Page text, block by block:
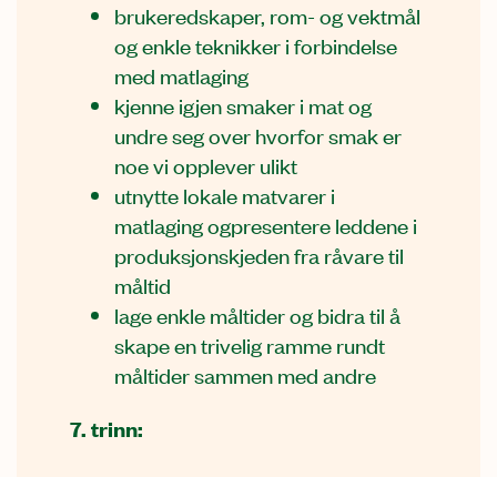
brukeredskaper, rom- og vektmål
og enkle teknikker i forbindelse
med matlaging
kjenne igjen smaker i mat og
undre seg over hvorfor smak er
noe vi opplever ulikt
utnytte lokale matvarer i
matlaging ogpresentere leddene i
produksjonskjeden fra råvare til
måltid
lage enkle måltider og bidra til å
skape en trivelig ramme rundt
måltider sammen med andre
7. trinn: